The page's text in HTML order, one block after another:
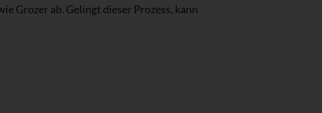
Grozer ab. Gelingt dieser Prozess, kann